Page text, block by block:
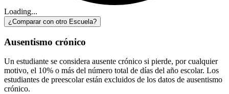
Loading...
¿Comparar con otro Escuela?
Ausentismo crónico
Un estudiante se considera ausente crónico si pierde, por cualquier
motivo, el 10% o más del número total de días del año escolar. Los
estudiantes de preescolar están excluidos de los datos de ausentismo
crónico.